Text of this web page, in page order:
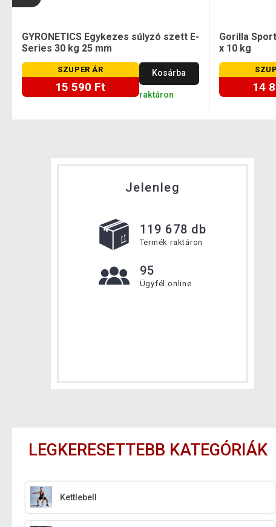
GYRONETICS Egykezes súlyzó szett E-
Series 30 kg 25 mm
SZUPER ÁR
15 590 Ft
Kosárba
raktáron
Gorilla
x 10 kg
14
Jelenleg
119 678 db
Termék raktáron
95
Ügyfél online
LEGKERESETTEBB KATEGÓRIÁK
Kettlebell